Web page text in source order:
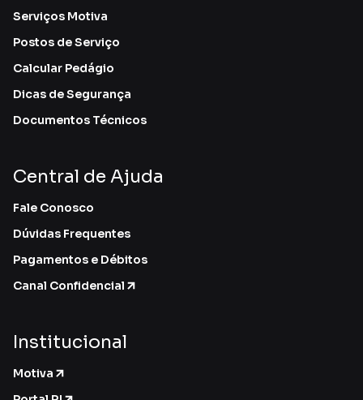
Serviços Motiva
Postos de Serviço
Calcular Pedágio
Dicas de Segurança
Documentos Técnicos
Central de Ajuda
Fale Conosco
Dúvidas Frequentes
Pagamentos e Débitos
Canal Confidencial
Institucional
Motiva